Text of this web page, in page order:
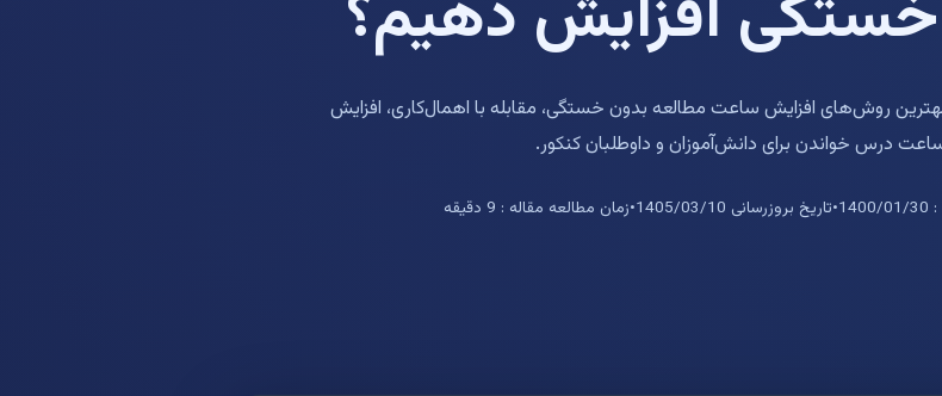
خستگی افزایش دهیم؟
روش‌های افزایش ساعت مطالعه بدون خستگی، مقابله با اهمال‌کاری، افزایش
ساعت درس خواندن برای دانش‌آموزان و داوطلبان کنکور.
•تاریخ بروزرسانی 1405/03/10 •زمان مطالعه مقاله : 9 دقیقه